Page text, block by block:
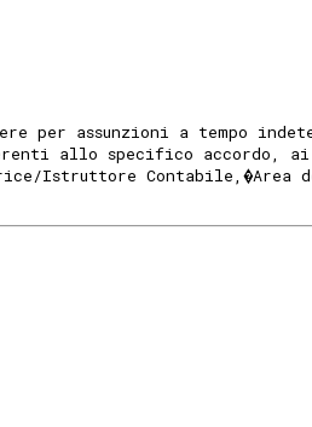
per assunzioni a tempo
allo specifico accordo, ai
Istruttore Contabile,�Area